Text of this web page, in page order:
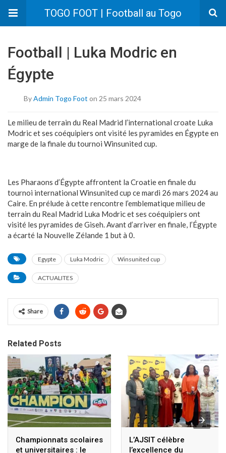
TOGO FOOT | Football au Togo
Football | Luka Modric en
Égypte
ByAdmin Togo Foot on 25 mars 2024
Le milieu de terrain du Real Madrid l’international croate Luka
Modric et ses coéquipiers ont visité les pyramides en Égypte en
marge de la finale du tournoi Winsunited cup.
Les Pharaons d’Égypte affrontent la Croatie en finale du
tournoi international Winsunited cup ce mardi 26 mars 2024 au
Caire. En prélude à cette rencontre l’emblematique milieu de
terrain du Real Madrid Luka Modric et ses coéquipiers ont
visité les pyramides de Giseh. Avant d’arriver en finale, l’Égypte
a écarté la Nouvelle Zélande 1 but à 0.
Egypte Luka Modric Winsunited cup
ACTUALITES
Share
Related Posts
Championnats scolaires
et universitaires : le
L’AJSIT célèbre
l’excellence du